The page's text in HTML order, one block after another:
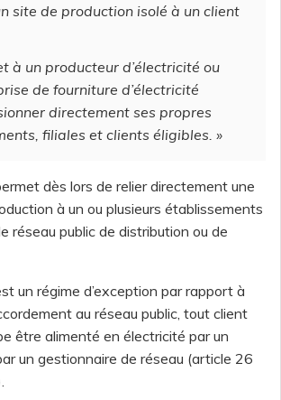
site de production isolé à un client
à un producteur d’électricité ou
de fourniture d’électricité
directement ses propres
filiales et clients éligibles. »
dès lors de relier directement une
à un ou plusieurs établissements
réseau public de distribution ou de
un régime d’exception par rapport à
au réseau public, tout client
être alimenté en électricité par un
un gestionnaire de réseau (article 26